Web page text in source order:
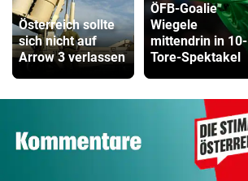
Österreich sollte
sich nicht auf
Arrow 3 verlassen
ÖFB-Goalie
Wiegele
mittendrin in 10-
Tore-Spektakel